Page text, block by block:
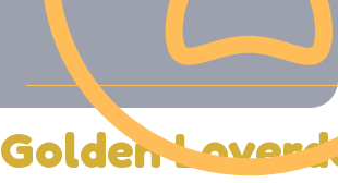
Saiba mais
História da
Golden